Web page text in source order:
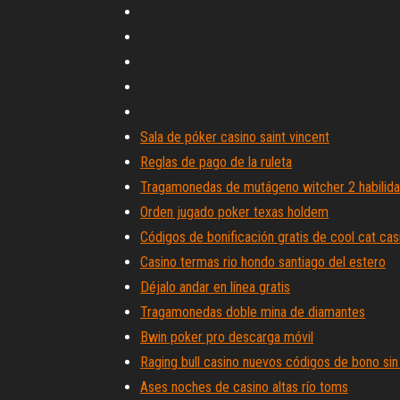
Sala de póker casino saint vincent
Reglas de pago de la ruleta
Tragamonedas de mutágeno witcher 2
Orden jugado poker texas holdem
Códigos de bonificación gratis de cool cat
Casino termas rio hondo santiago del estero
Déjalo andar en línea gratis
Tragamonedas doble mina de diamantes
Bwin poker pro descarga móvil
Raging bull casino nuevos códigos de bono
Ases noches de casino altas río toms